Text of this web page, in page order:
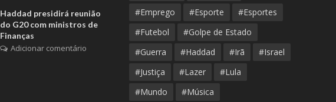
Haddad presidirá reunião
do G20 com ministros de
Finanças
Adicionar comentário
#Emprego
#Esporte
#Esportes
#Futebol
#Golpe de Estado
#Guerra
#Haddad #Irã
#Israel
#Justiça
#Lazer
#Lula
#Mundo
#Música